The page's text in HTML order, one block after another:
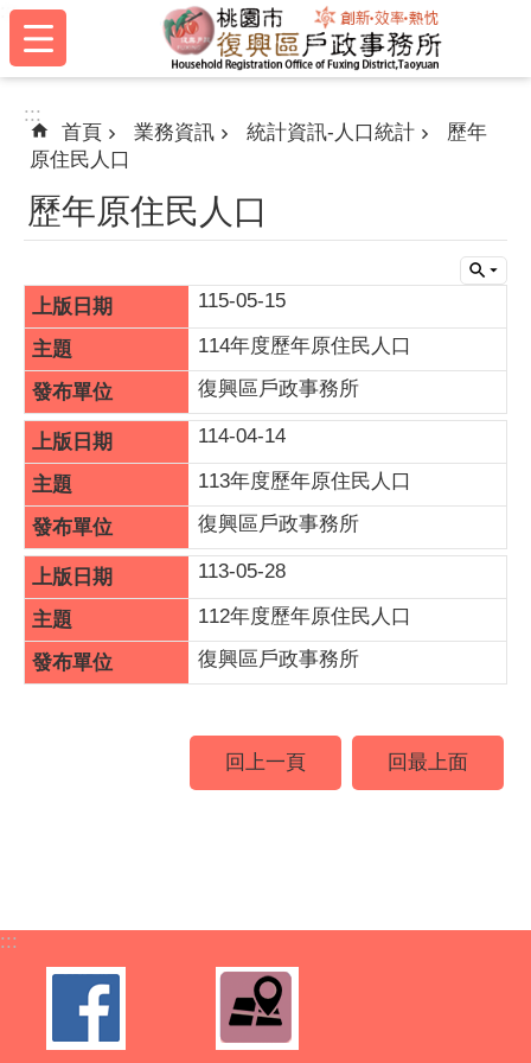
跳到主要內容區塊
:::
:::
首頁 業務資訊 統計資訊-人口統計
歷年
原住民人口
歷年原住民人口
115-05-15
114年度歷年原住民人口
復興區戶政事務所
114-04-14
113年度歷年原住民人口
復興區戶政事務所
113-05-28
112年度歷年原住民人口
復興區戶政事務所
回上一頁 回最上面
:::